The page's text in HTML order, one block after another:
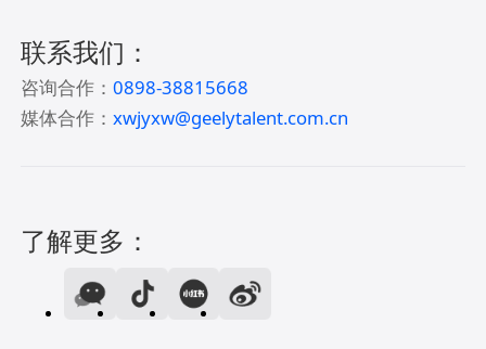
联系我们：
咨询合作：0898-38815668
媒体合作：xwjyxw@geelytalent.com.cn
了解更多：